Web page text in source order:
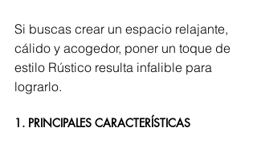
Si buscas crear un espacio relajante,
cálido y acogedor, poner un toque de
estilo Rústico resulta infalible para
lograrlo.
1. PRINCIPALES CARACTERÍSTICAS